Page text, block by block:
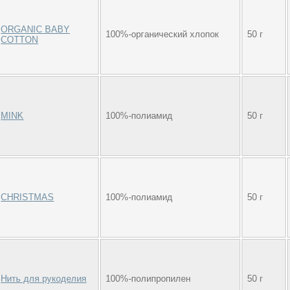
ORGANIC BABY
COTTON
100%-органический хлопок 50 г
MINK 100%-полиамид 50 г
CHRISTMAS 100%-полиамид 50 г
Нить для рукоделия 100%-полипропилен 50 г